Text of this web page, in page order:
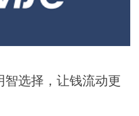
智选择，让钱流动更